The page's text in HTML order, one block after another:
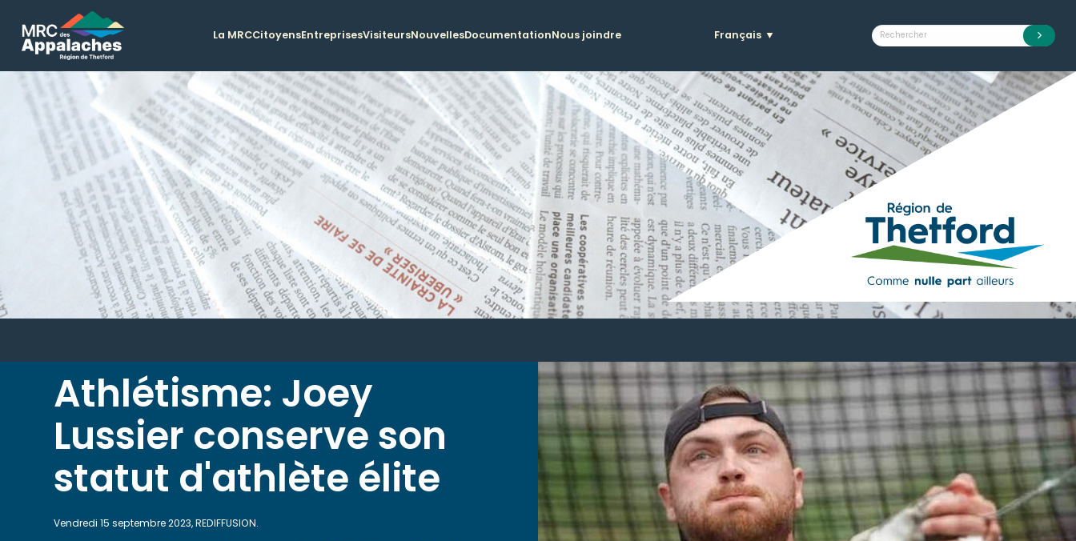
La MRCCitoyensEntreprisesVisiteursNouvellesDocumentationNous joindre Français ▼
Athlétisme: Joey
Lussier conserve son
statut d'athlète élite
Vendredi 15 septembre 2023, REDIFFUSION.